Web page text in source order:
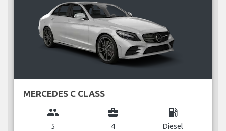
MERCEDES C CLASS
group
5
business_center
4
local_gas_station
Diesel